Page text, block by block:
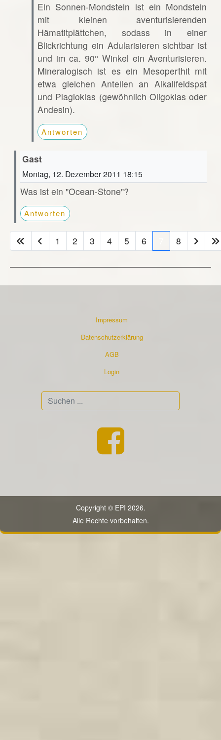
Ein Sonnen-Mondstein ist ein Mondstein
mit kleinen aventurisierenden
Hämatitplättchen, sodass in einer
Blickrichtung ein Adularisieren sichtbar ist
und im ca. 90° Winkel ein Aventurisieren.
Mineralogisch ist es ein Mesoperthit mit
etwa gleichen Anteilen an Alkalifeldspat
und Plagioklas (gewöhnlich Oligoklas oder
Andesin).
Antworten
Gast
Montag, 12. Dezember 2011 18:15
Was ist ein "Ocean-Stone"?
Antworten
1 2 3 4 5 6 8
Impressum
Datenschutzerklärung
AGB
Login
Copyright © EPI 2026.
Alle Rechte vorbehalten.